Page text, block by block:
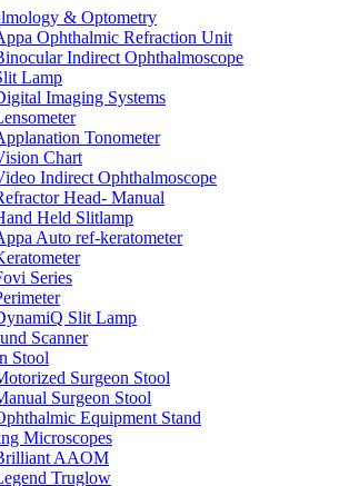
& Optometry
Ophthalmic Refraction Unit
Indirect Ophthalmoscope
Lamp
Imaging Systems
Tonometer
Chart
Indirect Ophthalmoscope
Head- Manual
Held Slitlamp
Auto ref-keratometer
Series
Slit Lamp
Scanner
Stool
Surgeon Stool
Surgeon Stool
Equipment Stand
Microscopes
AAOM
Truglow